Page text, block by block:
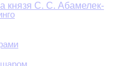
шаром
князя С. С. Абамелек-